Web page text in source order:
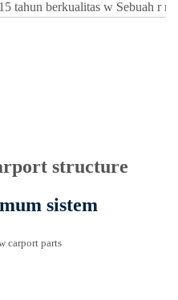
15 tahun berkualitas w Sebuah rr
sistem